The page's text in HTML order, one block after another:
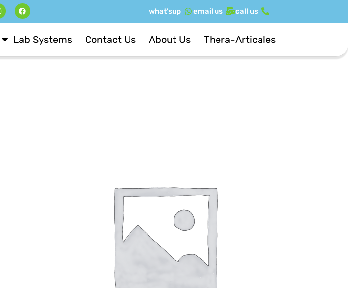
לתוכן
call us
email us
what'sup
F
a
c
o
k
Thera-Articales
About Us
Contact Us
Lab Systems